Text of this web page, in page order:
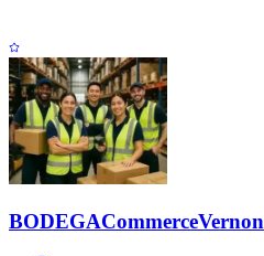
BODEGACommerceVernon